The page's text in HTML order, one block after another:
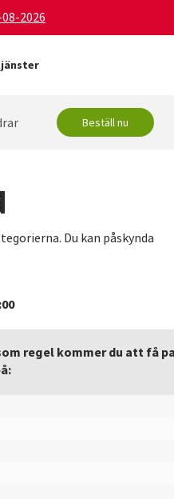
2026
Beställ nu
Du kan påskynda
regel kommer du att få